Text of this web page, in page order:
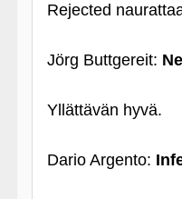
Rejected
Jörg Buttgereit:
Yllättävän hyvä.
Dario Argento: